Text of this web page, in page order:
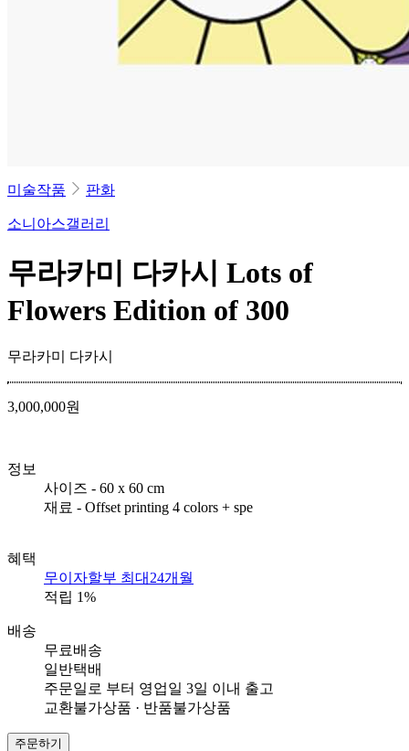
미술작품 판화
소니아스갤러리
무라카미 다카시 Lots of
Flowers Edition of 300
무라카미 다카시
3,000,000원
정보
사이즈 - 60 x 60 cm
재료 - Offset printing 4 colors + spe
혜택
무이자할부 최대24개월
적립 1%
배송
무료배송
일반택배
주문일로 부터 영업일 3일 이내 출고
교환불가상품 · 반품불가상품
주문하기